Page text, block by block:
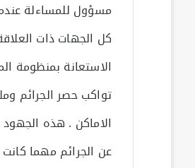
مسؤول للمساءلة
كل الجهات ذات
الاستعانة بمنظومة
تواكب حصر الجرائم
الاماكن . هذه
عن الجرائم مهما